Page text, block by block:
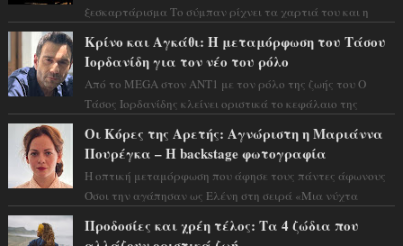
ξεσκαρτάρισμα Το σύμπαν ρίχνει τα χαρτιά του και η
Κρίνο και Αγκάθι: Η μεταμόρφωση του Τάσου
Ιορδανίδη για τον νέο του ρόλο
Από το MEGA στον ΑΝΤ1 με τον ρόλο της ζωής του Ο
Τάσος Ιορδανίδης κλείνει οριστικά το κεφάλαιο της
Οι Κόρες της Αρετής: Αγνώριστη η Μαριάννα
Πουρέγκα – H backstage φωτογραφία
Η οπτική μεταμόρφωση που άφησε τους πάντες άφωνους
Όσοι την αγάπησαν ως Ελένη στη σειρά «Μια νύχτα
Προδοσίες και χρέη τέλος: Τα 4 ζώδια που